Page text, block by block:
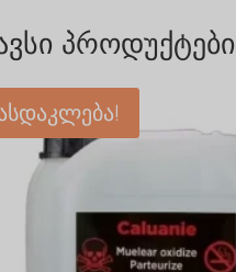
პროდუქტები